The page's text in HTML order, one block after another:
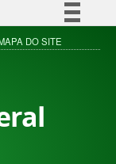
informação
DO SITE